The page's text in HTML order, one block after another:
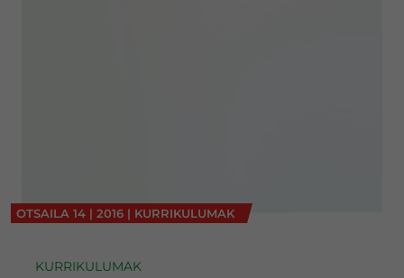
OTSAILA 14 | 2016 | KURRIKULUMAK
KURRIKULUMAK